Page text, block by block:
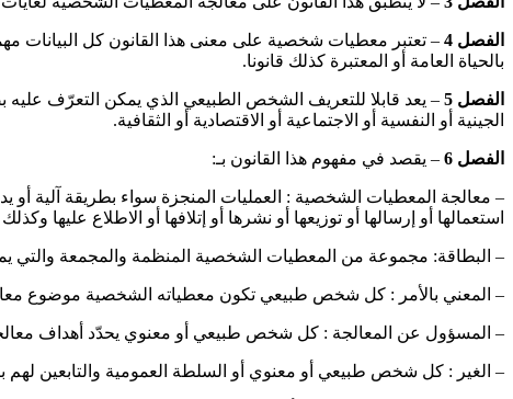
الفصل 4
– تعتبر معطيات شخصية على معنى هذا القانون كل البيانات
بالحياة العامة أو المعتبرة كذلك قانونا.
الفصل 5
– يعد قابلا للتعريف الشخص الطبيعي الذي يمكن التعرّف
الجينية أو النفسية أو الاجتماعية أو الاقتصادية أو الثقافية.
الفصل 6 – يقصد في مفهوم هذا القانون بـ:
– معالجة المعطيات الشخصية : العمليات المنجزة سواء بطريقة آلية
استعمالها أو إرسالها أو توزيعها أو نشرها أو إتلافها أو الاطلاع عليها
– البطاقة: مجموعة من المعطيات الشخصية المنظمة والمجمعة والتي
– المعني بالأمر : كل شخص طبيعي تكون معطياته الشخصية موضوع
– المسؤول عن المعالجة : كل شخص طبيعي أو معنوي يحدّد أهداف
– الغير : كل شخص طبيعي أو معنوي أو السلطة العمومية والتابعين لهم